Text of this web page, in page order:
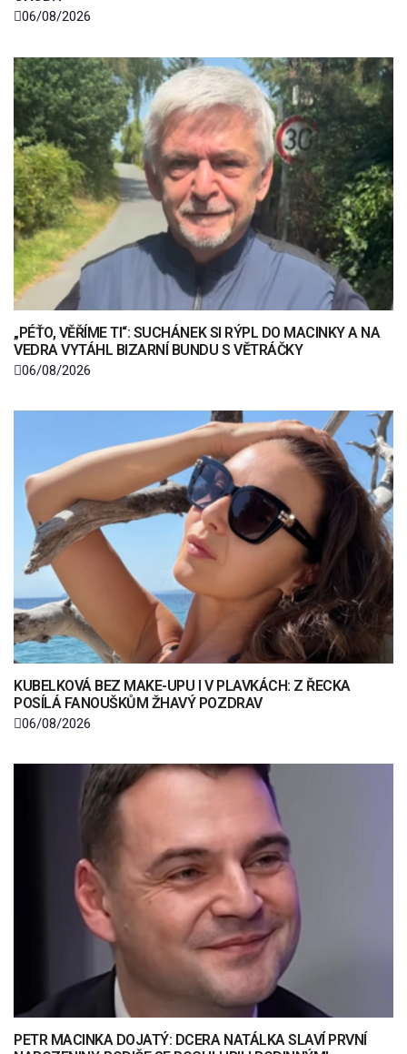
06/08/2026
„PÉŤO, VĚŘÍME TI“: SUCHÁNEK SI RÝPL DO MACINKY A NA
VEDRA VYTÁHL BIZARNÍ BUNDU S VĚTRÁČKY
06/08/2026
KUBELKOVÁ BEZ MAKE-UPU I V PLAVKÁCH: Z ŘECKA
POSÍLÁ FANOUŠKŮM ŽHAVÝ POZDRAV
06/08/2026
PETR MACINKA DOJATÝ: DCERA NATÁLKA SLAVÍ PRVNÍ